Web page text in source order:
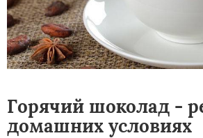
Горячий шоколад -
домашних условиях